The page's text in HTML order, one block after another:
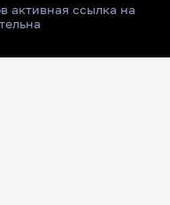
активная ссылка на